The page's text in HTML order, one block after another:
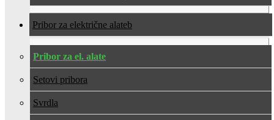
Pribor za električne alate
Pribor za el. alate
Setovi pribora
Svrdla